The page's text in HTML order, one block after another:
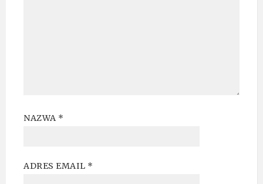
NAZWA *
ADRES EMAIL *